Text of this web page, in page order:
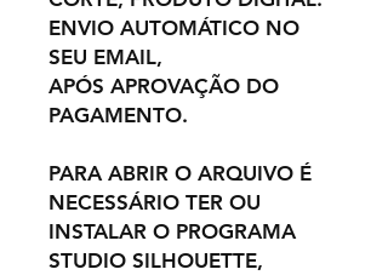
ENVIO AUTOMÁTICO NO
SEU EMAIL,
APÓS APROVAÇÃO DO
PAGAMENTO.
PARA ABRIR O ARQUIVO É
NECESSÁRIO TER OU
INSTALAR O PROGRAMA
STUDIO SILHOUETTE,